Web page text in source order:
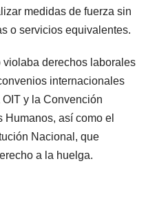
medidas de fuerza sin
o servicios equivalentes.
violaba derechos laborales
internacionales
y la Convención
así como el
Nacional, que
a la huelga.